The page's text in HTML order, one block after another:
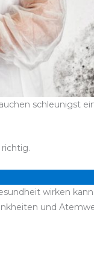
schleunigst
wirken
und